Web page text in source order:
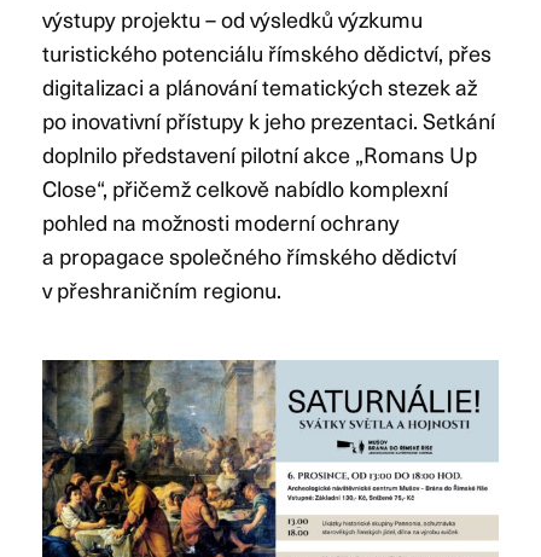
výstupy projektu – od výsledků výzkumu
turistického potenciálu římského dědictví, přes
digitalizaci a plánování tematických stezek až
po inovativní přístupy k jeho prezentaci. Setkání
doplnilo představení pilotní akce „Romans Up
Close“, přičemž celkově nabídlo komplexní
pohled na možnosti moderní ochrany
a propagace společného římského dědictví
v přeshraničním regionu.